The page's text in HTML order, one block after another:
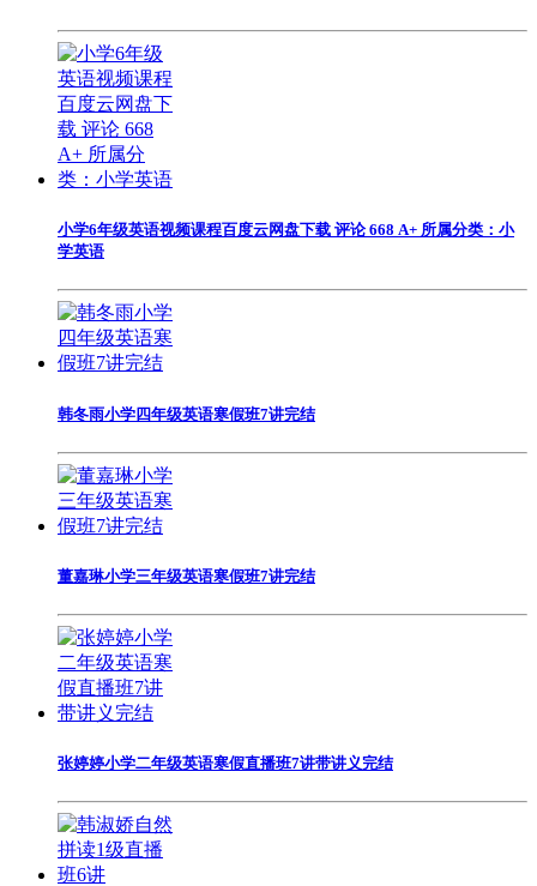
小学6年级英语视频课程百度云网盘下载 评论 668 A+ 所属分类：小
学英语
韩冬雨小学四年级英语寒假班7讲完结
董嘉琳小学三年级英语寒假班7讲完结
张婷婷小学二年级英语寒假直播班7讲带讲义完结